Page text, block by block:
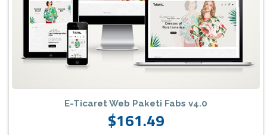
E-Ticaret Web Paketi Fabs v4.0
$161.49